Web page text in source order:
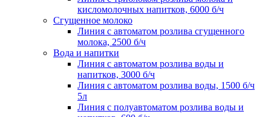
кисломолочных напитков, 6000 б/ч
Сгущенное молоко
Линия с автоматом розлива сгущенного
молока, 2500 б/ч
Вода и напитки
Линия с автоматом розлива воды и
напитков, 3000 б/ч
Линия с автоматом розлива воды, 1500 б/ч
5л
Линия с полуавтоматом розлива воды и